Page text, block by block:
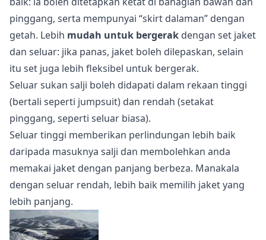
pinggang, serta mempunyai “skirt dalaman” dengan
getah. Lebih mudah untuk bergerak dengan set jaket
dan seluar: jika panas, jaket boleh dilepaskan, selain
itu set juga lebih fleksibel untuk bergerak.
Seluar sukan salji boleh didapati dalam rekaan tinggi
(bertali seperti jumpsuit) dan rendah (setakat
pinggang, seperti seluar biasa).
Seluar tinggi memberikan perlindungan lebih baik
daripada masuknya salji dan membolehkan anda
memakai jaket dengan panjang berbeza. Manakala
dengan seluar rendah, lebih baik memilih jaket yang
lebih panjang.